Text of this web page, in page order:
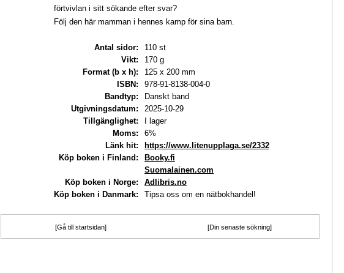
förtvivlan i sitt sökande efter svar?
Följ den här mamman i hennes kamp för sina barn.
Antal sidor:
110 st
Vikt:
170 g
Format (b x h):
125 x 200 mm
ISBN:
978-91-8138-004-0
Bandtyp:
Danskt band
Utgivningsdatum:
2025-10-29
Tillgänglighet:
I lager
Moms:
6%
Länk hit:
https://www.litenupplaga.se/2332
Köp boken i Finland:
Booky.fi
Suomalainen.com
Köp boken i Norge:
Adlibris.no
Köp boken i Danmark:
Tipsa oss om en nätbokhandel!
[Gå till startsidan] [Din senaste sökning]